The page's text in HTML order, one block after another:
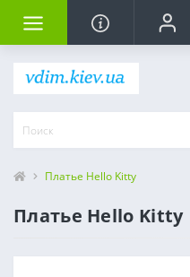
Платье Hello Kitty
Платье Hello Kitty